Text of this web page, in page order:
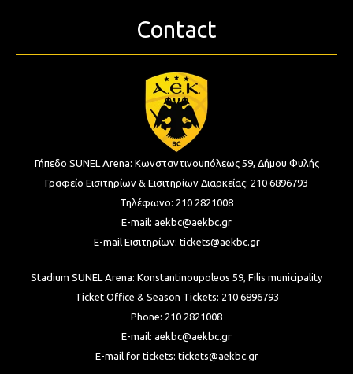
Contact
Γήπεδο SUNEL Arena: Κωνσταντινουπόλεως 59, Δήμου Φυλής
Γραφείο Εισιτηρίων & Εισιτηρίων Διαρκείας: 210 6896793
Τηλέφωνο: 210 2821008
E-mail: aekbc@aekbc.gr
E-mail Εισιτηρίων: tickets@aekbc.gr
Stadium SUNEL Arena: Konstantinoupoleos 59, Filis municipality
Ticket Office & Season Tickets: 210 6896793
Phone: 210 2821008
E-mail: aekbc@aekbc.gr
E-mail for tickets: tickets@aekbc.gr